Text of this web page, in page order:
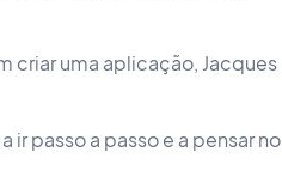
criar uma aplicação, Jacques
passo a passo e a pensar no